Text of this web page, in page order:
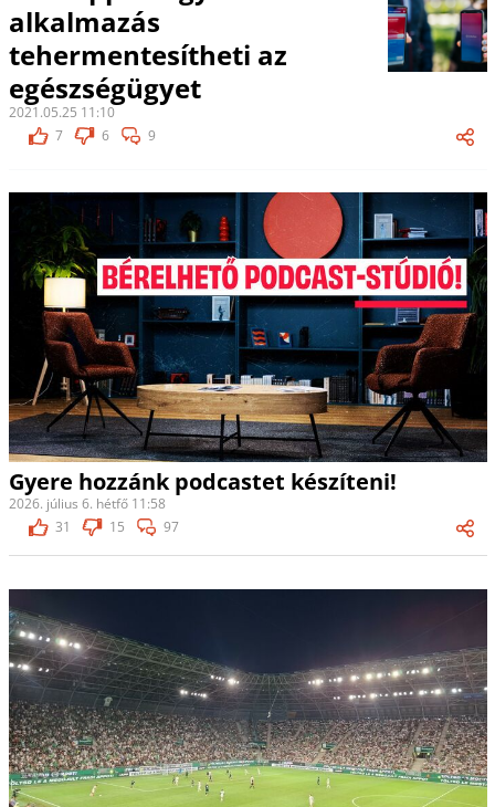
alkalmazás
tehermentesítheti az
egészségügyet
2021.05.25 11:10
7
6 9
Gyere hozzánk podcastet készíteni!
2026. július 6. hétfő 11:58
31
15 97